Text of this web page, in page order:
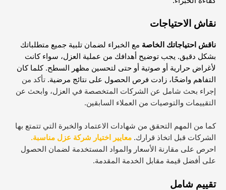
نقاش الاحتياجات
ناقش احتياجاتك الخاصة مع الخبراء لضمان تلبية جميع متطلباتك
بشكل دقيق. يجب توضيح أهدافك من عملية العزل، سواء كانت
لأغراض حرارية أو صوتية أو حتى لتحسين مظهر السطح. كلما كان
التفاهم واضحًا، زادت فرص الحصول على نتائج مرضية. تأكد من
إجراء بحث شامل عن الشركات المتخصصة في العزل، وابحث عن
التقييمات والتوصيات من العملاء السابقين.
كما من المهم التحقق من شهادات الاعتماد والخبرة التي تتمتع بها
الشركات قبل اتخاذ قرارك. معايير اختيار شركة عزل مناسبة.
احرص على مقارنة الأسعار والمواد المستخدمة لضمان الحصول
على أفضل قيمة مقابل الخدمة المقدمة.
تقييم شامل